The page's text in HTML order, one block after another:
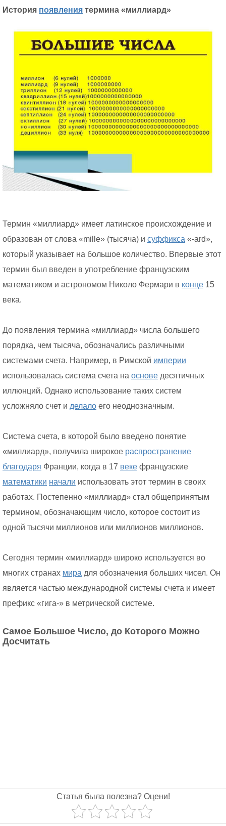
История появления термина «миллиард»
Термин «миллиард» имеет латинское происхождение и
образован от слова «mille» (тысяча) и суффикса «-ard»,
который указывает на большое количество. Впервые этот
термин был введен в употребление французским
математиком и астрономом Николо Фермари в конце 15
века.
До появления термина «миллиард» числа большего
порядка, чем тысяча, обозначались различными
системами счета. Например, в Римской империи
использовалась система счета на основе десятичных
иллюнций. Однако использование таких систем
усложняло счет и делало его неоднозначным.
Система счета, в которой было введено понятие
«миллиард», получила широкое распространение
благодаря Франции, когда в 17 веке французские
математики начали использовать этот термин в своих
работах. Постепенно «миллиард» стал общепринятым
термином, обозначающим число, которое состоит из
одной тысячи миллионов или миллионов миллионов.
Сегодня термин «миллиард» широко используется во
многих странах мира для обозначения больших чисел. Он
является частью международной системы счета и имеет
префикс «гига-» в метрической системе.
Самое Большое Число, до Которого Можно
Досчитать
Статья была полезна? Оцени!